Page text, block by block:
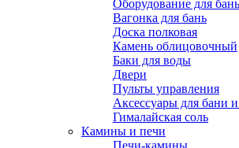
Оборудование для
Вагонка для бань
Доска полковая
Камень облицовочный
Баки для воды
Двери
Пульты управления
Аксессуары для бани
Гималайская соль
Камины и печи
Печи-камины